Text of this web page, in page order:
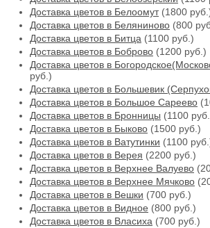
Доставка цветов в Белоомут(1800
Доставка цветов в Беляниново (800
Доставка цветов в Битца (1100 руб.)
Доставка цветов в Боброво (1200 руб.)
Доставка цветов в
руб.)
Доставка цветов в Большевик
Доставка цветов в Большое Сареево
Доставка цветов в Бронницы (1100
Доставка цветов в Быково (1500 руб.)
Доставка цветов в Ватутинки (1100
Доставка цветов в Верея (2200 руб.)
Доставка цветов в Верхнее Валуево
Доставка цветов в Верхнее Мячково
Доставка цветов в Вешки (700 руб.)
Доставка цветов в Видное (800 руб.)
Доставка цветов в Власиха (700 руб.)